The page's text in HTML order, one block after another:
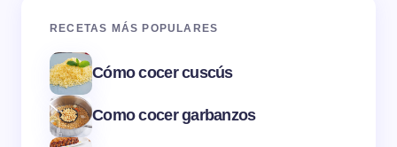
RECETAS MÁS POPULARES
Cómo cocer cuscús
Como cocer garbanzos